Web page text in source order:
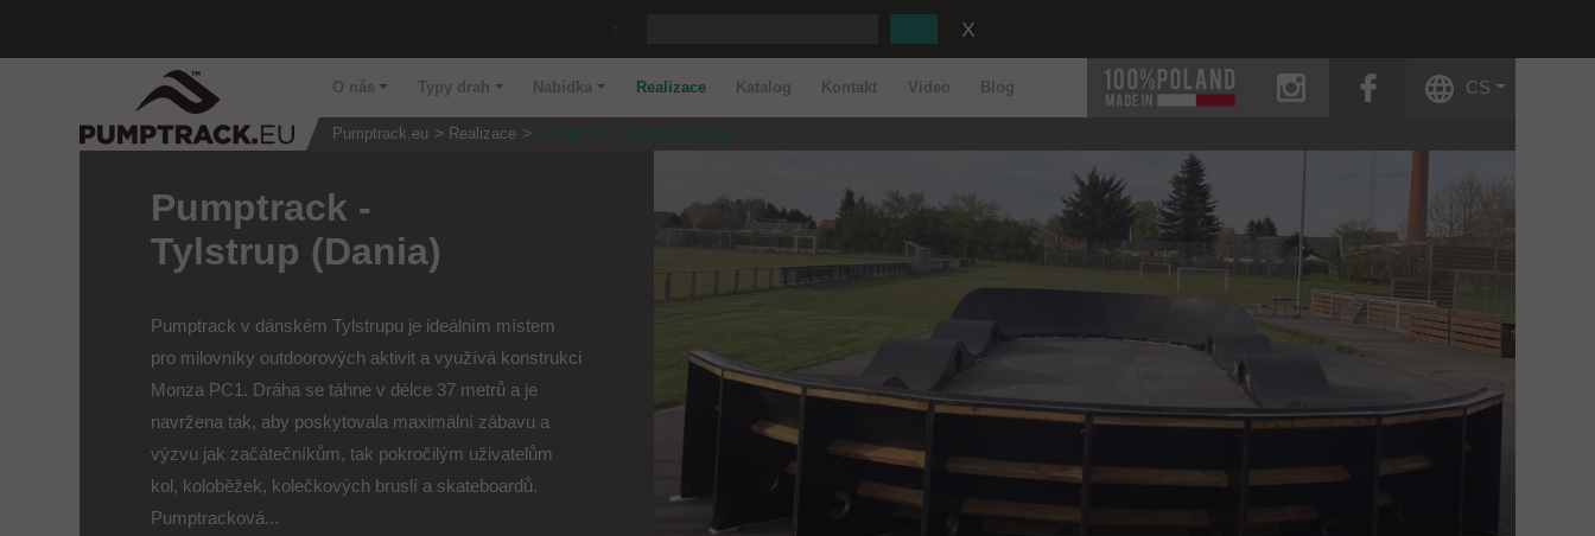
O nás Typy drah Nabídka Realizace Katalog Kontakt Video Blog
instagram
CS
Pumptrack.eu Realizace Pumptrack - Tylstrup (Dania)
Pumptrack -
Tylstrup (Dania)
Pumptrack v dánském Tylstrupu je ideálním místem
pro milovníky outdoorových aktivit a využívá konstrukci
Monza PC1. Dráha se táhne v délce 37 metrů a je
navržena tak, aby poskytovala maximální zábavu a
výzvu jak začátečníkům, tak pokročilým uživatelům
kol, koloběžek, kolečkových bruslí a skateboardů.
Pumptracková...